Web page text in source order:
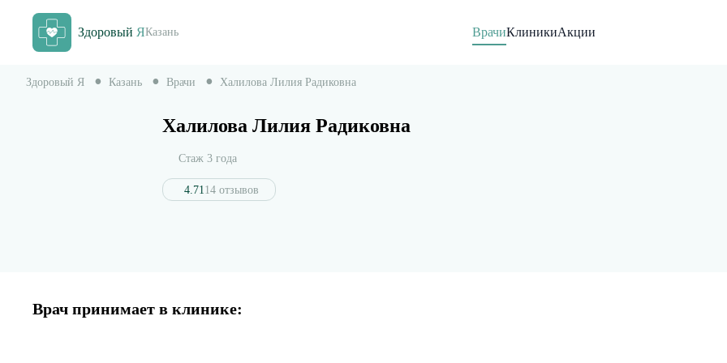
ВрачиКлиникиАкции
Здоровый ЯКазань
Здоровый Я Казань Врачи Халилова Лилия Радиковна
Халилова Лилия Радиковна
Стаж 3 года
4.71 14 отзывов
Врач принимает в клинике: